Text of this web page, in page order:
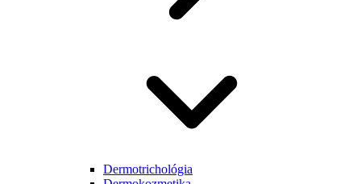
Dermotrichológia